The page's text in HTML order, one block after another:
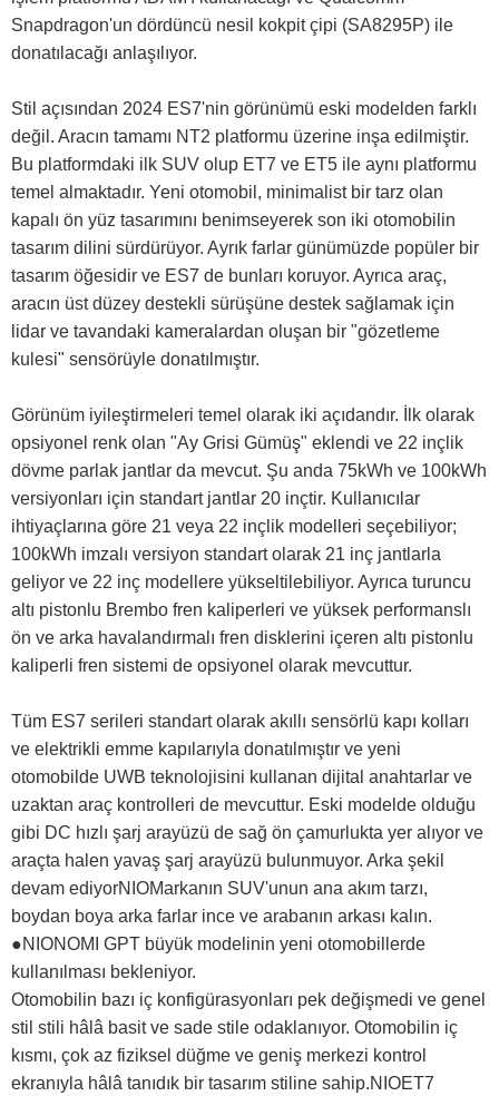
Snapdragon'un dördüncü nesil kokpit çipi (SA8295P) ile
donatılacağı anlaşılıyor.
Stil açısından 2024 ES7'nin görünümü eski modelden farklı
değil. Aracın tamamı NT2 platformu üzerine inşa edilmiştir.
Bu platformdaki ilk SUV olup ET7 ve ET5 ile aynı platformu
temel almaktadır. Yeni otomobil, minimalist bir tarz olan
kapalı ön yüz tasarımını benimseyerek son iki otomobilin
tasarım dilini sürdürüyor. Ayrık farlar günümüzde popüler bir
tasarım öğesidir ve ES7 de bunları koruyor. Ayrıca araç,
aracın üst düzey destekli sürüşüne destek sağlamak için
lidar ve tavandaki kameralardan oluşan bir "gözetleme
kulesi" sensörüyle donatılmıştır.
Görünüm iyileştirmeleri temel olarak iki açıdandır. İlk olarak
opsiyonel renk olan "Ay Grisi Gümüş" eklendi ve 22 inçlik
dövme parlak jantlar da mevcut. Şu anda 75kWh ve 100kWh
versiyonları için standart jantlar 20 inçtir. Kullanıcılar
ihtiyaçlarına göre 21 veya 22 inçlik modelleri seçebiliyor;
100kWh imzalı versiyon standart olarak 21 inç jantlarla
geliyor ve 22 inç modellere yükseltilebiliyor. Ayrıca turuncu
altı pistonlu Brembo fren kaliperleri ve yüksek performanslı
ön ve arka havalandırmalı fren disklerini içeren altı pistonlu
kaliperli fren sistemi de opsiyonel olarak mevcuttur.
Tüm ES7 serileri standart olarak akıllı sensörlü kapı kolları
ve elektrikli emme kapılarıyla donatılmıştır ve yeni
otomobilde UWB teknolojisini kullanan dijital anahtarlar ve
uzaktan araç kontrolleri de mevcuttur. Eski modelde olduğu
gibi DC hızlı şarj arayüzü de sağ ön çamurlukta yer alıyor ve
araçta halen yavaş şarj arayüzü bulunmuyor. Arka şekil
devam ediyorNIOMarkanın SUV'unun ana akım tarzı,
boydan boya arka farlar ince ve arabanın arkası kalın.
●NIONOMI GPT büyük modelinin yeni otomobillerde
kullanılması bekleniyor.
Otomobilin bazı iç konfigürasyonları pek değişmedi ve genel
stil stili hâlâ basit ve sade stile odaklanıyor. Otomobilin iç
kısmı, çok az fiziksel düğme ve geniş merkezi kontrol
ekranıyla hâlâ tanıdık bir tasarım stiline sahip.NIOET7